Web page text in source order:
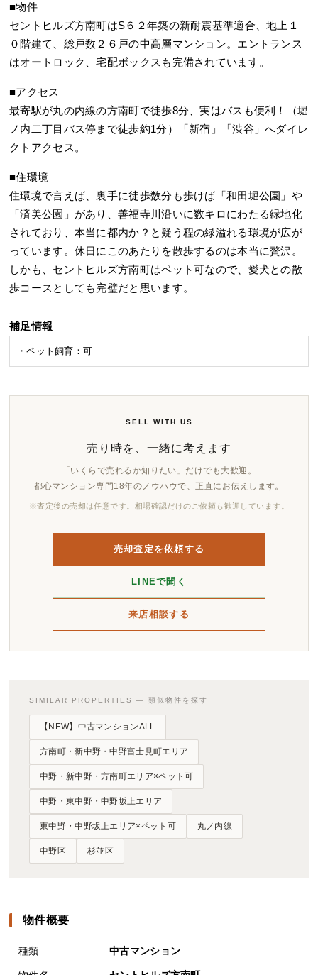
■物件
セントヒルズ方南町はS６２年築の新耐震基準適合、地上１
０階建て、総戸数２６戸の中高層マンション。エントランス
はオートロック、宅配ボックスも完備されています。
■アクセス
最寄駅が丸の内線の方南町で徒歩8分、実はバスも便利！（堀
ノ内二丁目バス停まで徒歩約1分）「新宿」「渋谷」へダイレ
クトアクセス。
■住環境
住環境で言えば、裏手に徒歩数分も歩けば「和田堀公園」や
「済美公園」があり、善福寺川沿いに数キロにわたる緑地化
されており、本当に都内か？と疑う程の緑溢れる環境が広が
っています。休日にこのあたりを散歩するのは本当に贅沢。
しかも、セントヒルズ方南町はペット可なので、愛犬との散
歩コースとしても完璧だと思います。
補足情報
・ペット飼育：可
SELL WITH US
売り時を、一緒に考えます
「いくらで売れるか知りたい」だけでも大歓迎。
都心マンション専門18年のノウハウで、正直にお伝えします。
※査定後の売却は任意です。相場確認だけのご依頼も歓迎しています。
売却査定を依頼する
LINEで聞く
来店相談する
SIMILAR PROPERTIES — 類似物件を探す
【NEW】中古マンションALL
方南町・新中野・中野富士見町エリア
中野・新中野・方南町エリア×ペット可
中野・東中野・中野坂上エリア
東中野・中野坂上エリア×ペット可 丸ノ内線
中野区 杉並区
物件概要
種類 中古マンション